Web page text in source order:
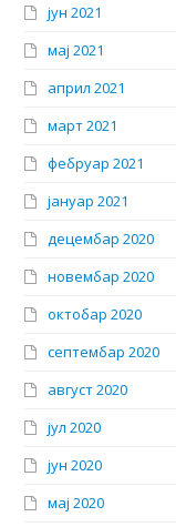
јун 2021
мај 2021
април 2021
март 2021
фебруар 2021
јануар 2021
децембар 2020
новембар 2020
октобар 2020
септембар 2020
август 2020
јул 2020
јун 2020
мај 2020